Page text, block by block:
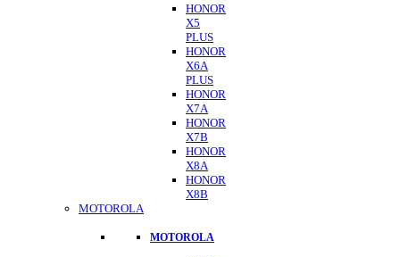
HONOR
X5
PLUS
HONOR
X6A
PLUS
HONOR
X7A
HONOR
X7B
HONOR
X8A
HONOR
X8B
MOTOROLA
MOTOROLA